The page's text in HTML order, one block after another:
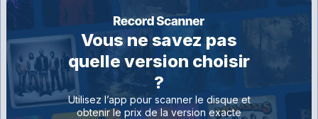
Vous ne savez pas
quelle version choisir
?
Utilisez l’app pour scanner le disque et
obtenir le prix de la version exacte